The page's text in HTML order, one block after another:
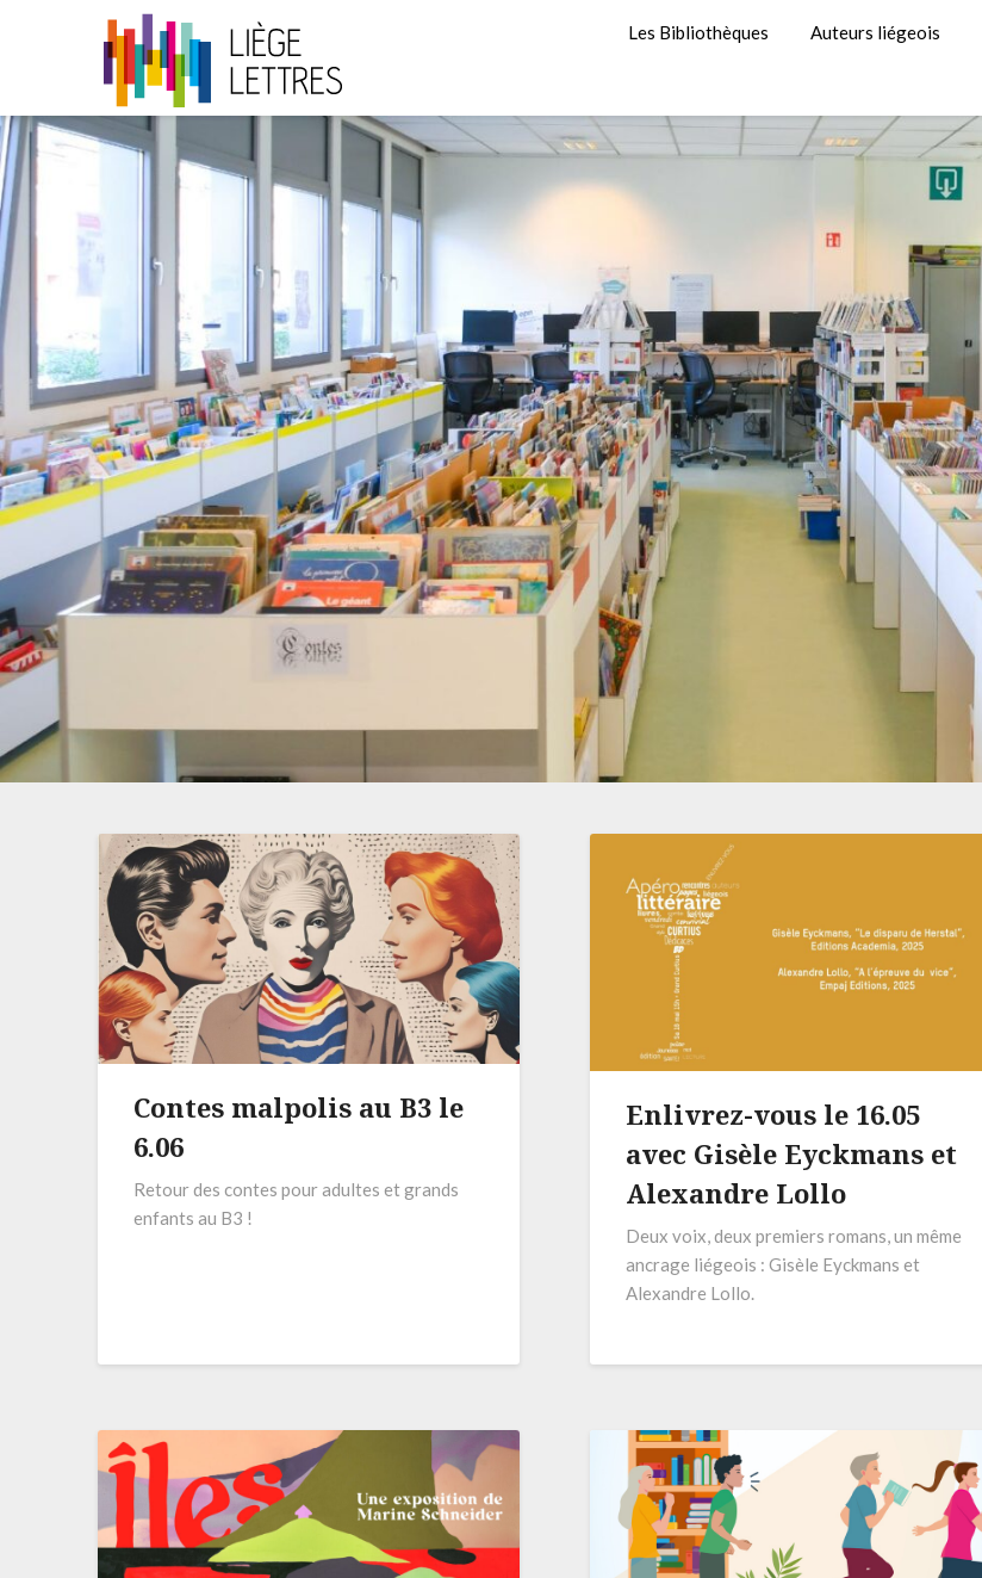
Les Bibliothèques Auteurs liégeois
Contes malpolis au B3 le
6.06
Retour des contes pour adultes et grands
enfants au B3 !
Enlivrez-vous le 16.05
avec Gisèle Eyckmans et
Alexandre Lollo
Deux voix, deux premiers romans, un même
ancrage liégeois : Gisèle Eyckmans et
Alexandre Lollo.